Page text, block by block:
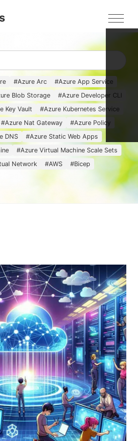
#Azure Arc #Azure App Service
Blob Storage #Azure Developer CLI
Key Vault #Azure Kubernetes Service
#Azure Nat Gateway #Azure Policy
DNS #Azure Static Web Apps
#Azure Virtual Machine Scale Sets
Network #AWS #Bicep